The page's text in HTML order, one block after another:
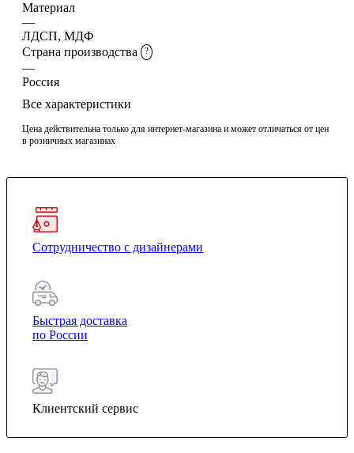
Материал
—
ЛДСП, МДФ
Страна производства
?
—
Россия
Все характеристики
Цена действительна только для интернет-магазина и может отличаться от цен
в розничных магазинах
Сотрудничество с дизайнерами
Быстрая доставка
по России
Клиентский сервис